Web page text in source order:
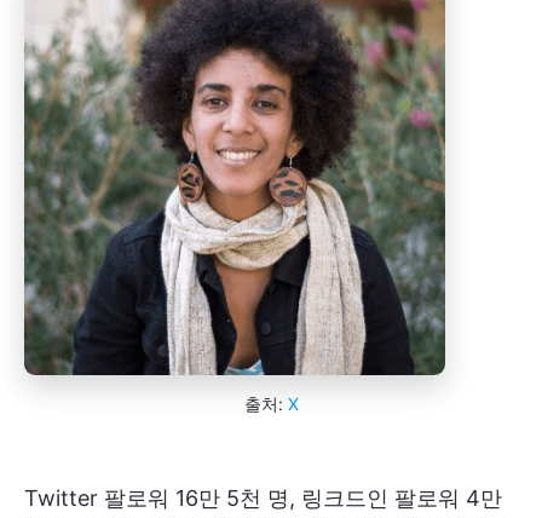
출처: X
Twitter 팔로워 16만 5천 명, 링크드인 팔로워 4만